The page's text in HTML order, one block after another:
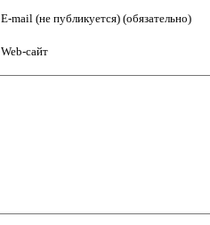
E-mail (не публикуется) (обязательно)
Web-сайт